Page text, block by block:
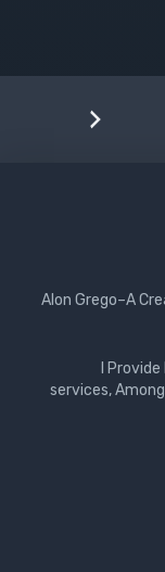
Alon Grego–A
I
services,